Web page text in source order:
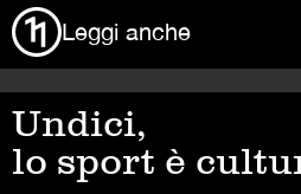
Leggi anche
Undici,
lo sport è